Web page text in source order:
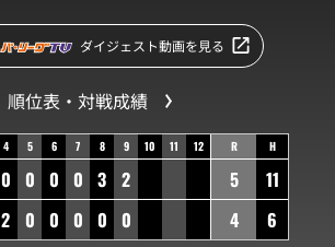
ダイジェスト動画を見る
順位表・対戦成績
4 5 6 7 8 9 10 11 12
0 0 0 0 3 2
2 0 0 0 0 0
R H
5
11
4
6